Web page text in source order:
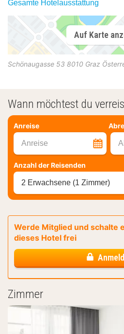
Gesamte Hotelausstattung
Auf Karte
Schönaugasse 53 8010 Graz
Wann möchtest du
Anreise
Anreise
Anzahl der Reisenden
2 Erwachsene (1 Zimmer)
Werde Mitglied und schalte
dieses Hotel frei
Zimmer